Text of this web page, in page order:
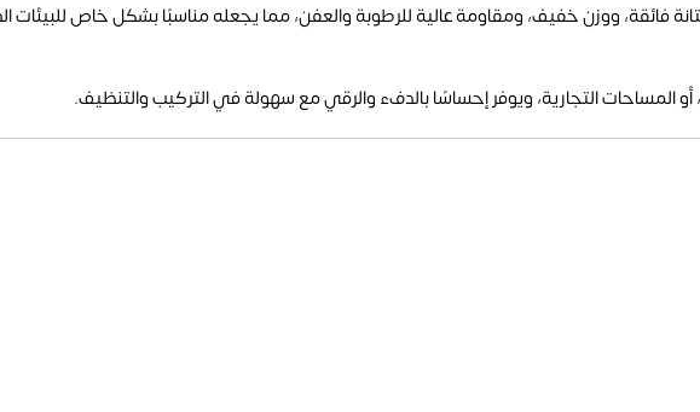
فائقة، ووزن خفيف، ومقاومة عالية للرطوبة والعفن، مما يجعله مناسبًا بشكل خاص للبيئات
المساحات التجارية، ويوفر إحساسًا بالدفء والرقي مع سهولة في التركيب والتنظيف.